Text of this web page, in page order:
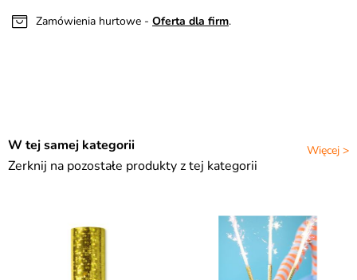
Zamówienia hurtowe - Oferta dla firm.
Więcej >
W tej samej kategorii
Zerknij na pozostałe produkty z tej kategorii